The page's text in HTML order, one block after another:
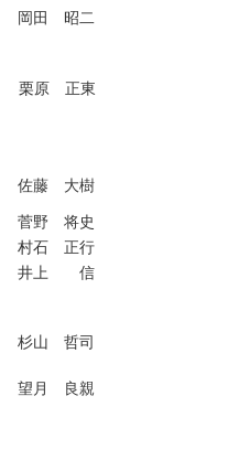
岡田 昭二
栗原 正東
佐藤 大樹
菅野 将史
村石 正行
井上 信
杉山 哲司
望月 良親